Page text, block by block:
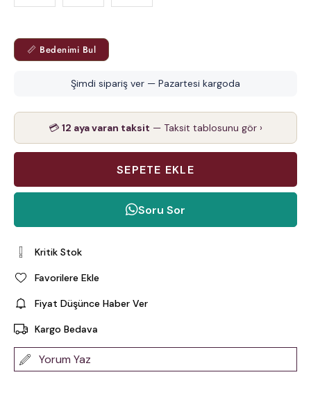
📏 Bedenimi Bul
Şimdi sipariş ver — Pazartesi kargoda
💳 12 aya varan taksit — Taksit tablosunu gör ›
Soru Sor
Kritik Stok
Favorilere Ekle
Fiyat Düşünce Haber Ver
Kargo Bedava
Yorum Yaz